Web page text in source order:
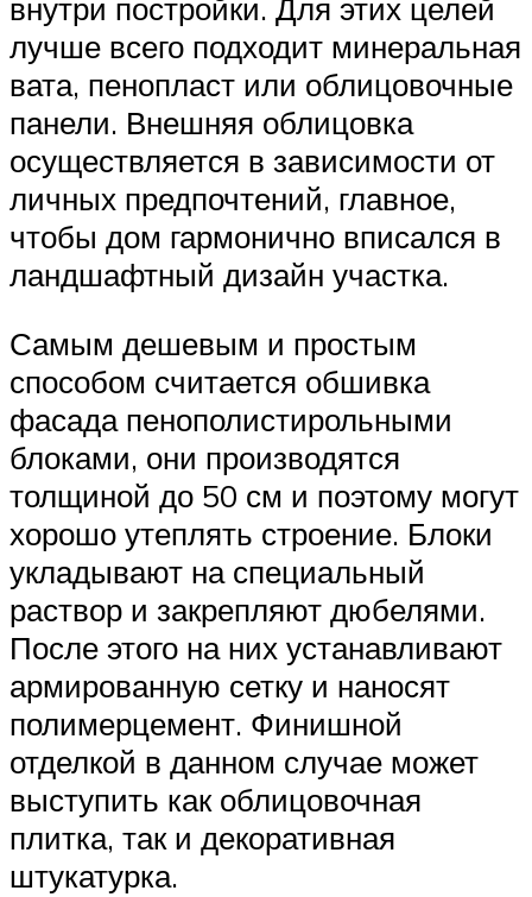
внутри постройки. Для этих целей
лучше всего подходит минеральная
вата, пенопласт или облицовочные
панели. Внешняя облицовка
осуществляется в зависимости от
личных предпочтений, главное,
чтобы дом гармонично вписался в
ландшафтный дизайн участка.
Самым дешевым и простым
способом считается обшивка
фасада пенополистирольными
блоками, они производятся
толщиной до 50 см и поэтому могут
хорошо утеплять строение. Блоки
укладывают на специальный
раствор и закрепляют дюбелями.
После этого на них устанавливают
армированную сетку и наносят
полимерцемент. Финишной
отделкой в данном случае может
выступить как облицовочная
плитка, так и декоративная
штукатурка.